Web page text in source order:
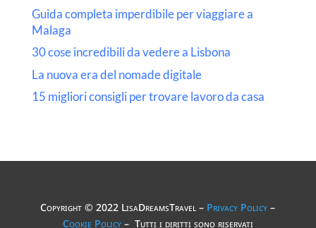
Guida completa imperdibile per viaggiare a
Malaga
30 cose incredibili da vedere a Lisbona
La nuova era del nomade digitale
15 migliori consigli per trovare lavoro da casa
Copyright © 2022 LisaDreamsTravel – Privacy Policy –
Cookie Policy– Tutti i diritti sono riservati